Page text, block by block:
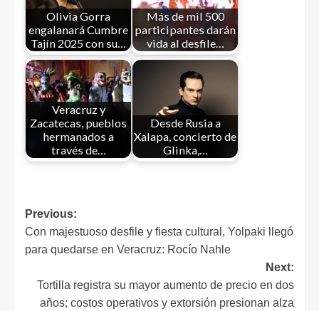
Olivia Gorra
engalanará Cumbre
Tajín 2025 con su…
Más de mil 500
participantes darán
vida al desfile…
Veracruz y
Zacatecas, pueblos
hermanados a
través de…
Desde Rusia a
Xalapa, concierto de
Glinka,…
Previous:
Con majestuoso desfile y fiesta cultural, Yolpaki llegó
para quedarse en Veracruz: Rocío Nahle
Next:
Tortilla registra su mayor aumento de precio en dos
años; costos operativos y extorsión presionan alza